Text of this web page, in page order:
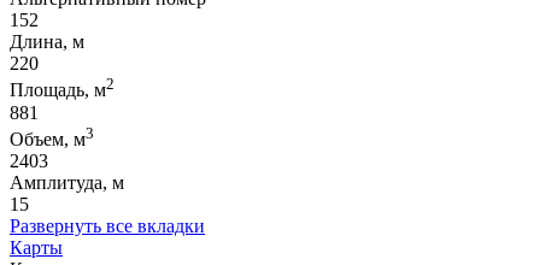
152
Длина, м
220
Площадь, м2
881
Объем, м3
2403
Амплитуда, м
15
Развернуть все вкладки
Карты